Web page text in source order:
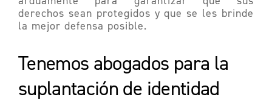
derechos sean protegidos y que se les brinde
la mejor defensa posible.
Tenemos abogados para la
suplantación de identidad